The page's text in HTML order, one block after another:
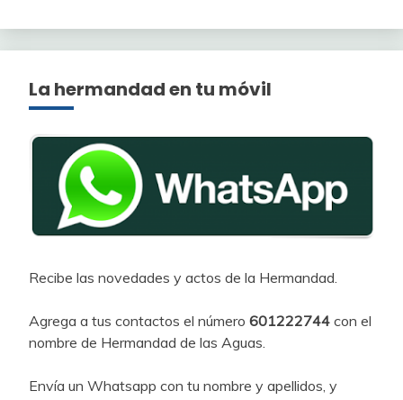
La hermandad en tu móvil
Recibe las novedades y actos de la Hermandad.
Agrega a tus contactos el número 601222744 con el
nombre de Hermandad de las Aguas.
Envía un Whatsapp con tu nombre y apellidos, y